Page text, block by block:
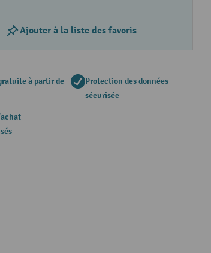
Ajouter à la liste des favoris
à partir de
Protection des données
sécurisée